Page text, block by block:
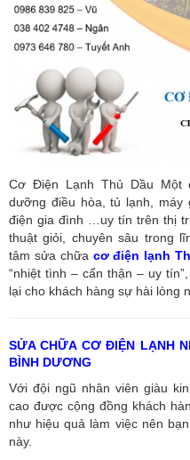
Cơ Điện Lạnh Thủ Dầu Một
dưỡng điều hòa, tủ lạnh, máy
điện gia đình …uy tín trên thị
thuật giỏi, chuyên sâu trong
tâm sửa chữa cơ điện lạnh
“nhiệt tình – cẩn thận – uy
lại cho khách hàng sự hài lòng
SỬA CHỮA CƠ ĐIỆN LẠNH
BÌNH DƯƠNG
Với đội ngũ nhân viên giàu
cao được cộng đồng khách
như hiệu quả làm việc nên
này.